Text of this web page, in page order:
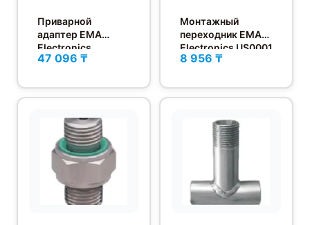
Приварной
адаптер EMA
Electronics
US0065
47 096 ₸
Монтажный
переходник EMA
Electronics US0001
8 956 ₸